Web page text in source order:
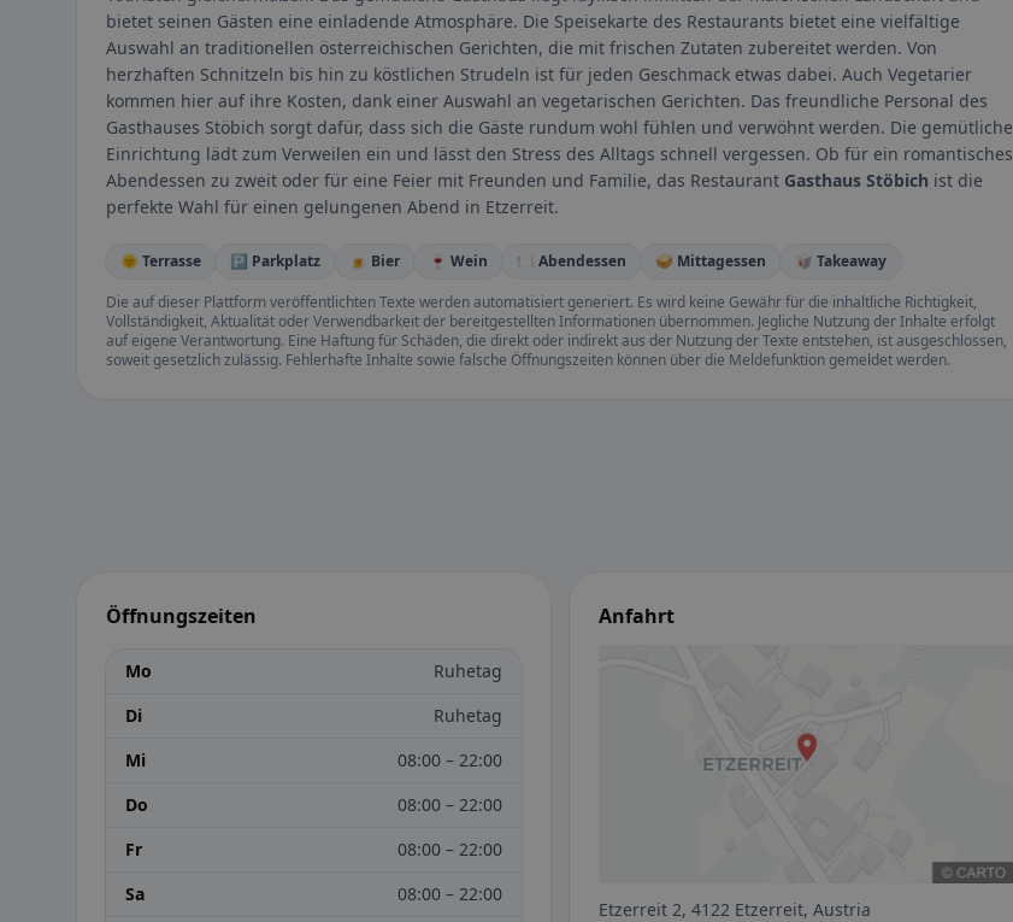
bietet seinen Gästen eine einladende Atmosphäre. Die Speisekarte des Restaurants bietet eine vielfältige
Auswahl an traditionellen österreichischen Gerichten, die mit frischen Zutaten zubereitet werden. Von
herzhaften Schnitzeln bis hin zu köstlichen Strudeln ist für jeden Geschmack etwas dabei. Auch Vegetarier
kommen hier auf ihre Kosten, dank einer Auswahl an vegetarischen Gerichten. Das freundliche Personal des
Gasthauses Stöbich sorgt dafür, dass sich die Gäste rundum wohl fühlen und verwöhnt werden. Die gemütliche
Einrichtung lädt zum Verweilen ein und lässt den Stress des Alltags schnell vergessen. Ob für ein romantisches
Abendessen zu zweit oder für eine Feier mit Freunden und Familie, das Restaurant Gasthaus Stöbich ist die
perfekte Wahl für einen gelungenen Abend in Etzerreit.
🌞 Terrasse 🅿️ Parkplatz 🍺 Bier 🍷 Wein 🍽️ Abendessen 🥪 Mittagessen
🥡 Takeaway
Die auf dieser Plattform veröffentlichten Texte werden automatisiert generiert. Es wird keine Gewähr für die inhaltliche Richtigkeit,
Vollständigkeit, Aktualität oder Verwendbarkeit der bereitgestellten Informationen übernommen. Jegliche Nutzung der Inhalte erfolgt
auf eigene Verantwortung. Eine Haftung für Schäden, die direkt oder indirekt aus der Nutzung der Texte entstehen, ist ausgeschlossen,
soweit gesetzlich zulässig. Fehlerhafte Inhalte sowie falsche Öffnungszeiten können über die Meldefunktion gemeldet werden.
Öffnungszeiten
Mo
Ruhetag
Di
Ruhetag
Mi
08:00 – 22:00
Do
08:00 – 22:00
Fr
08:00 – 22:00
Sa
08:00 – 22:00
Anfahrt
Etzerreit 2, 4122 Etzerreit, Austria